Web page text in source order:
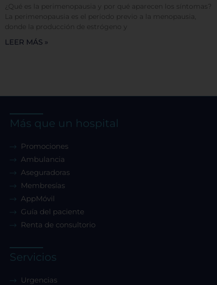
¿Qué es la perimenopausia y por qué aparecen los síntomas?
La perimenopausia es el periodo previo a la menopausia,
donde la producción de estrógeno y
LEER MÁS »
Más que un hospital
Promociones
Ambulancia
Aseguradoras
Membresías
AppMóvil
Guía del paciente
Renta de consultorio
Servicios
Urgencias
Confirmar mis preferencias